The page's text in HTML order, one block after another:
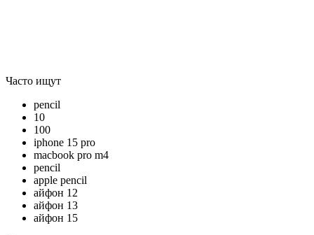
Часто ищут
pencil
10
100
iphone 15 pro
macbook pro m4
pencil
apple pencil
айфон 12
айфон 13
айфон 15